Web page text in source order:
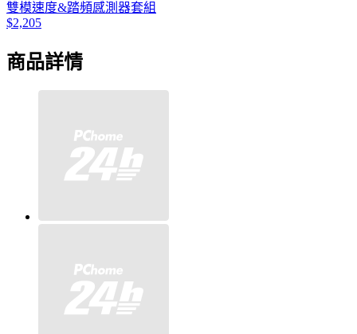
雙模速度&踏頻感測器套組
$2,205
商品詳情